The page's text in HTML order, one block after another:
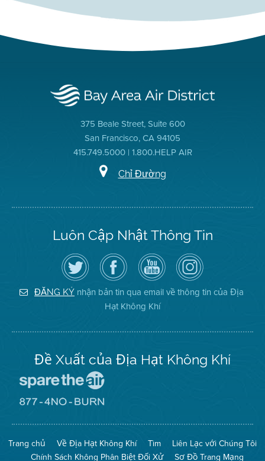
375 Beale Street, Suite 600
San Francisco, CA 94105
415.749.5000 | 1.800.HELP AIR
Chỉ Đường
Luôn Cập Nhật Thông Tin
Hãy
theo
dõi
Địa
Hạt
Không
Truy
cập
Trang
Facebook
của
Địa
Hạt
Kênh
YouTube
của
Địa
Hạt
Không
Khí
Air
District
on
Instagram
ĐĂNG KÝ nhận bản tin qua email về thông tin của Địa
Hạt Không Khí
Đề Xuất của Địa Hạt Không Khí
The
(Bảo
Toàn
Mạng
No
Burn
Trang chủ Về Địa Hạt Không Khí Tìm
Liên Lạc với Chúng Tôi
Chính Sách Không Phân Biệt Đối Xử
Sơ Đồ Trang Mạng